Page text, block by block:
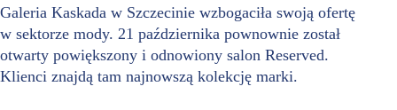
Galeria Kaskada w Szczecinie wzbogaciła swoją ofertę
w sektorze mody. 21 października pownownie został
otwarty powiększony i odnowiony salon Reserved.
Klienci znajdą tam najnowszą kolekcję marki.